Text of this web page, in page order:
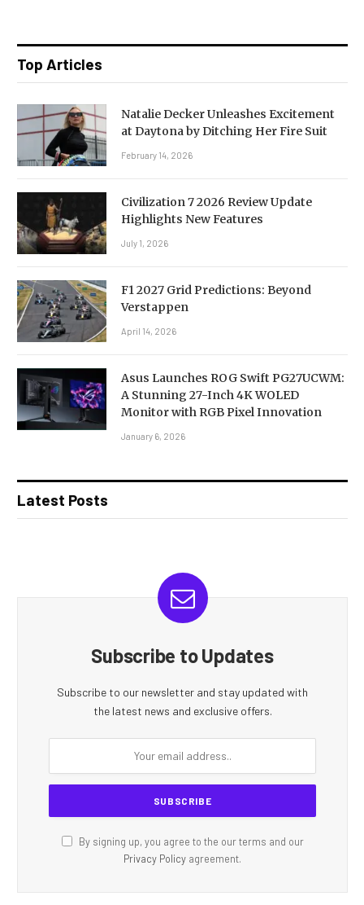
Top Articles
Natalie Decker Unleashes Excitement
at Daytona by Ditching Her Fire Suit
February 14, 2026
Civilization 7 2026 Review Update
Highlights New Features
July 1, 2026
F1 2027 Grid Predictions: Beyond
Verstappen
April 14, 2026
Asus Launches ROG Swift PG27UCWM:
A Stunning 27-Inch 4K WOLED
Monitor with RGB Pixel Innovation
January 6, 2026
Latest Posts
Subscribe to Updates
Subscribe to our newsletter and stay updated with
the latest news and exclusive offers.
By signing up, you agree to the our terms and our
Privacy Policy agreement.